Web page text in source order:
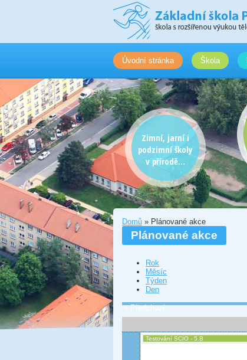
Úvodní stránka Škola
Zimní, jarní i
podzimní školy
v přírodě...
Domů » Plánované akce
Plánované akce
Rok
Měsíc
Týden
Den
« Předchozí
Testování SCIO - 5.B